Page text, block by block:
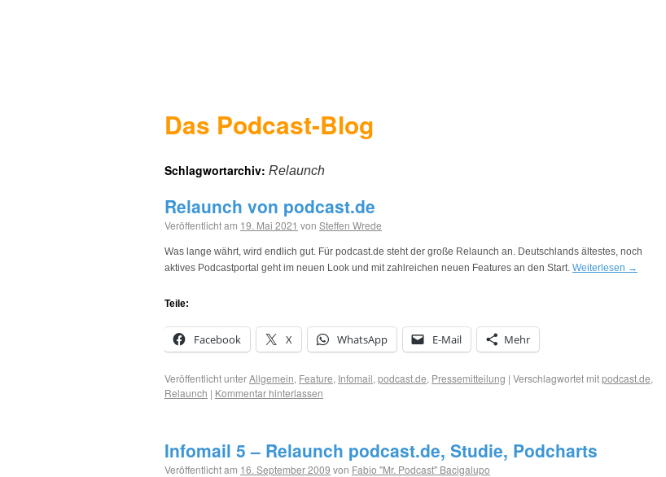
Das Podcast-Blog
Schlagwortarchiv: Relaunch
Relaunch von podcast.de
Veröffentlicht am 19. Mai 2021 von Steffen Wrede
Was lange währt, wird endlich gut. Für podcast.de steht der große Relaunch an. Deutschlands ältestes, noch
aktives Podcastportal geht im neuen Look und mit zahlreichen neuen Features an den Start. Weiterlesen →
Teile:
Facebook X WhatsApp E-Mail Mehr
Veröffentlicht unterAllgemein, Feature, Infomail, podcast.de, Pressemitteilung | Verschlagwortet mitpodcast.de,
Relaunch | Kommentar hinterlassen
Infomail 5 – Relaunch podcast.de, Studie, Podcharts
Veröffentlicht am 16. September 2009 von Fabio "Mr. Podcast" Bacigalupo